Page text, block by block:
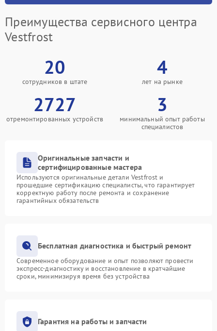
Преимущества сервисного центра
Vestfrost
20
сотрудников в штате
4
лет на рынке
2727
отремонтированных устройств
3
минимальный опыт работы
специалистов
Оригинальные запчасти и
сертифицированные мастера
Используются оригинальные детали Vestfrost и
прошедшие сертификацию специалисты, что гарантирует
корректную работу после ремонта и сохранение
гарантийных обязательств
Бесплатная диагностика и быстрый ремонт
Современное оборудование и опыт позволяют провести
экспресс-диагностику и восстановление в кратчайшие
сроки, минимизируя время без устройства
Гарантия на работы и запчасти